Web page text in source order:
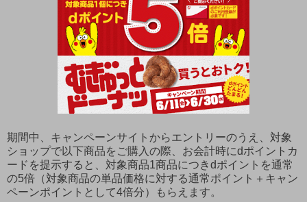
期間中、キャンペーンサイトからエントリーのうえ、対象
ショップで以下商品をご購入の際、お会計時にdポイントカ
ードを提示すると、対象商品1商品につきdポイントを通常
の5倍（対象商品の単品価格に対する通常ポイント＋キャン
ペーンポイントとして4倍分）もらえます。